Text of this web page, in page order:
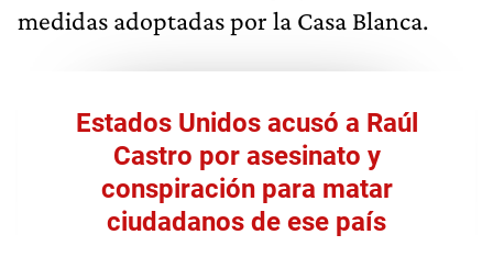
medidas adoptadas por la Casa Blanca.
Estados Unidos acusó a Raúl
Castro por asesinato y
conspiración para matar
ciudadanos de ese país